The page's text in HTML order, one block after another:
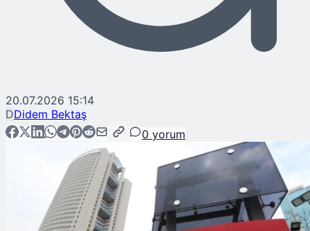
20.07.2026 15:14
DDidem Bektaş
0 yorum